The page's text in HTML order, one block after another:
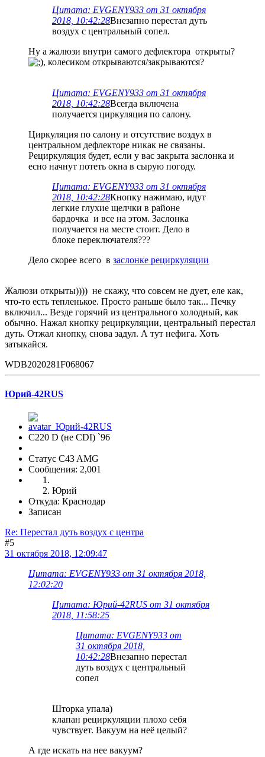
Цитата: EVGENY933 от 31 октября
2018, 10:42:28Внезапно перестал дуть
воздух с центральный сопел.
Ну а жалюзи внутри самого дефлектора открыты?
, колесиком открываются/закрываются?
Цитата: EVGENY933 от 31 октября
2018, 10:42:28Всегда включена
получается циркуляция по салону.
Циркуляция по салону и отсутствие воздух в
центральном дефлекторе никак не связаны.
Рециркуляция будет, если у вас закрыта заслонка и
есно начнут потеть окна в сырую погоду.
Цитата: EVGENY933 от 31 октября
2018, 10:42:28Кнопку нажимаю, идут
легкие глухие щелчки в районе
бардочка и все на этом. Заслонка
получается на месте стоит. Дело в
блоке переключателя???
Дело скорее всего в заслонке рециркуляции
Жалюзи открыты)))) не скажу, что совсем не дует, еле как,
что-то есть тепленькое. Просто раньше было так... Печку
включил... Везде горячий из центрального холодный, как
обычно. Нажал кнопку рециркуляции, центральный перестал
дуть. Отжал кнопку, снова задул. А тут нефига. Хоть
затыкайся.
WDB2020281F068067
Юрий-42RUS
С220 D (не CDI) `96
Статус C43 AMG
Сообщения: 2,001
Юрий
Откуда: Краснодар
Записан
Re: Перестал дуть воздух с центра
#5
31 октября 2018, 12:09:47
Цитата: EVGENY933 от 31 октября 2018,
12:02:20
Цитата: Юрий-42RUS от 31 октября
2018, 11:58:25
Цитата: EVGENY933 от
31 октября 2018,
10:42:28Внезапно перестал
дуть воздух с центральный
сопел
Шторка упала)
клапан рециркуляции плохо себя
чувствует. Вакуум на неё целый?
А где искать на нее вакуум?